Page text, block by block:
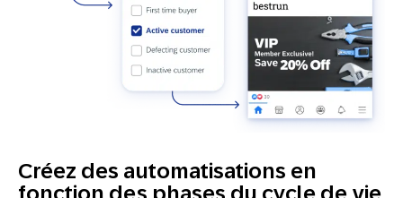
Créez des automatisations en